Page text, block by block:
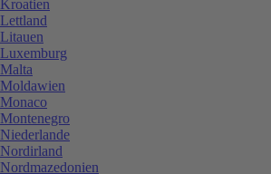
Kroatien
Lettland
Litauen
Luxemburg
Malta
Moldawien
Monaco
Montenegro
Niederlande
Nordirland
Nordmazedonien